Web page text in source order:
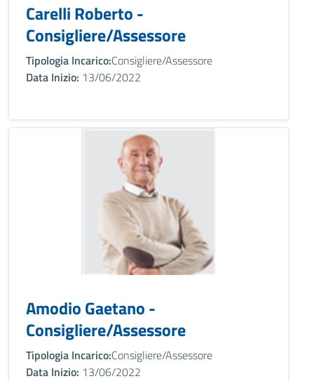
Carelli Roberto -
Consigliere/Assessore
Tipologia Incarico:Consigliere/Assessore
Data Inizio: 13/06/2022
Amodio Gaetano -
Consigliere/Assessore
Tipologia Incarico:Consigliere/Assessore
Data Inizio: 13/06/2022